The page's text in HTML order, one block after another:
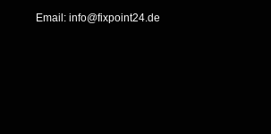
Email: info@fixpoint24.de